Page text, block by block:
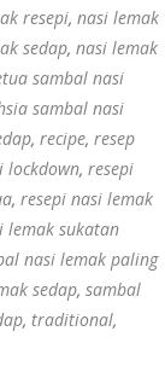
resepi, nasi lemak
sedap, nasi lemak
sambal nasi
sambal nasi
, recipe, resep
lockdown, resepi
, resepi nasi lemak
lemak sukatan
nasi lemak paling
sedap, sambal
, traditional,